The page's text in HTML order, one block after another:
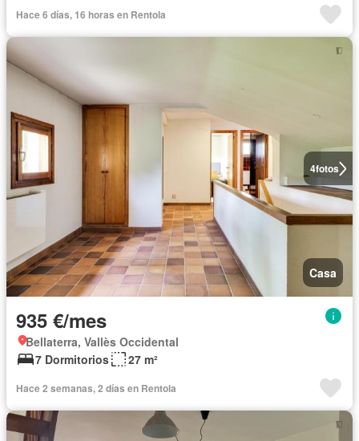
Hace 6 días, 16 horas en Rentola
4fotos
Casa
935 €/mes
Bellaterra, Vallès Occidental
7 Dormitorios
27 m²
Hace 2 semanas, 2 días en Rentola